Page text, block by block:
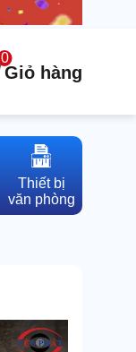
0
Giỏ hàng
Thiết bị
văn phòng